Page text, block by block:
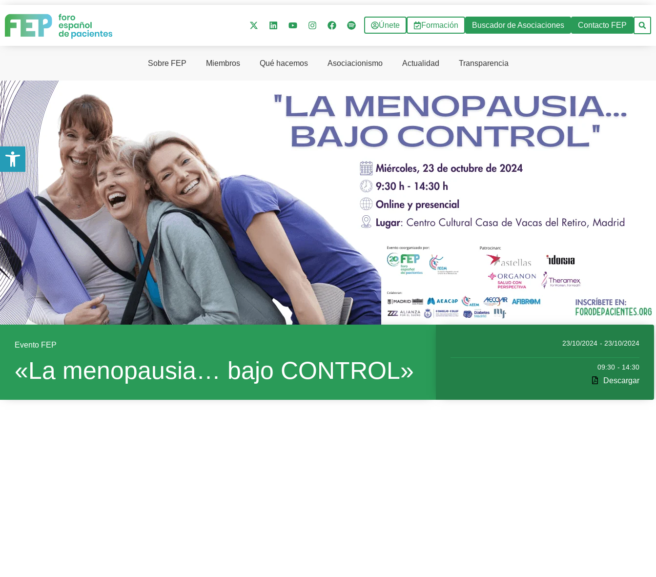
Únete Formación Buscador de Asociaciones Contacto FEP
Sobre FEP Miembros Qué hacemos Asociacionismo Actualidad Transparencia
Evento FEP
«La menopausia… bajo CONTROL»
23/10/2024 - 23/10/2024
09:30 - 14:30
Descargar
Abrir barra de herramientas